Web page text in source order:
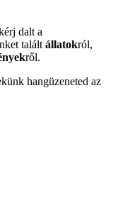
dalt a
talált állatokról,
ről.
hangüzeneted az